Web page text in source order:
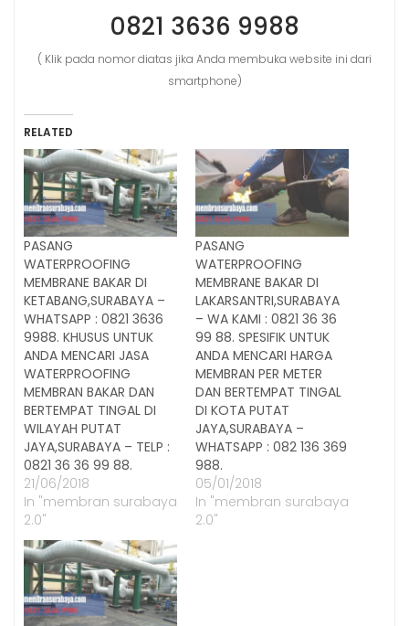
0821 3636 9988
( Klik pada nomor diatas jika Anda membuka website ini dari
smartphone)
RELATED
PASANG
WATERPROOFING
MEMBRANE BAKAR DI
KETABANG,SURABAYA –
WHATSAPP : 0821 3636
9988. KHUSUS UNTUK
ANDA MENCARI JASA
WATERPROOFING
MEMBRAN BAKAR DAN
BERTEMPAT TINGAL DI
WILAYAH PUTAT
JAYA,SURABAYA – TELP :
0821 36 36 99 88.
21/06/2018
In "membran surabaya
2.0"
PASANG
WATERPROOFING
MEMBRANE BAKAR DI
LAKARSANTRI,SURABAYA
– WA KAMI : 0821 36 36
99 88. SPESIFIK UNTUK
ANDA MENCARI HARGA
MEMBRAN PER METER
DAN BERTEMPAT TINGAL
DI KOTA PUTAT
JAYA,SURABAYA –
WHATSAPP : 082 136 369
988.
05/01/2018
In "membran surabaya
2.0"